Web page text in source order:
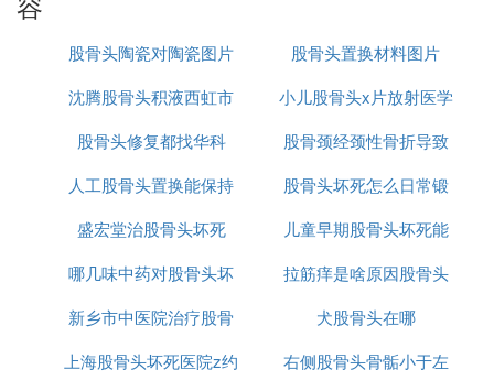
股骨头陶瓷对陶瓷图片
股骨头置换材料图片
沈腾股骨头积液西虹市
首富
小儿股骨头x片放射医学
股骨头修复都找华科
股骨颈经颈性骨折导致
股骨头
人工股骨头置换能保持
多少年
股骨头坏死怎么日常锻
炼
盛宏堂治股骨头坏死
儿童早期股骨头坏死能
好吗
哪几味中药对股骨头坏
死有效
拉筋痒是啥原因股骨头
坏死
新乡市中医院治疗股骨
头
犬股骨头在哪
上海股骨头坏死医院z约
右侧股骨头骨骺小于左